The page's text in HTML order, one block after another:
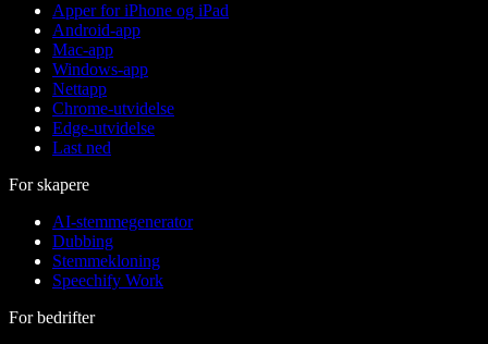
Apper for iPhone og iPad
Android-app
Mac-app
Windows-app
Nettapp
Chrome-utvidelse
Edge-utvidelse
Last ned
For skapere
AI-stemmegenerator
Dubbing
Stemmekloning
Speechify Work
For bedrifter